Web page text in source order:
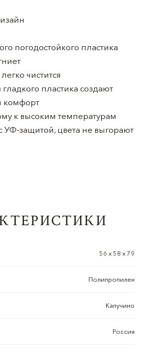
погодостойкого пластика
чистится
пластика создают
комфорт
к высоким температурам
защитой, цвета не выгорают
56 х 58 х 79
Полипропилен
Капучино
Россия